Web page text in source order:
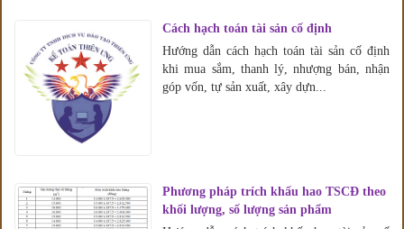
Cách hạch toán tài sản cố định
Hướng dẫn cách hạch toán tài sản cố định
khi mua sắm, thanh lý, nhượng bán, nhận
góp vốn, tự sản xuất, xây dựn...
Phương pháp trích khấu hao TSCĐ theo
khối lượng, số lượng sản phẩm